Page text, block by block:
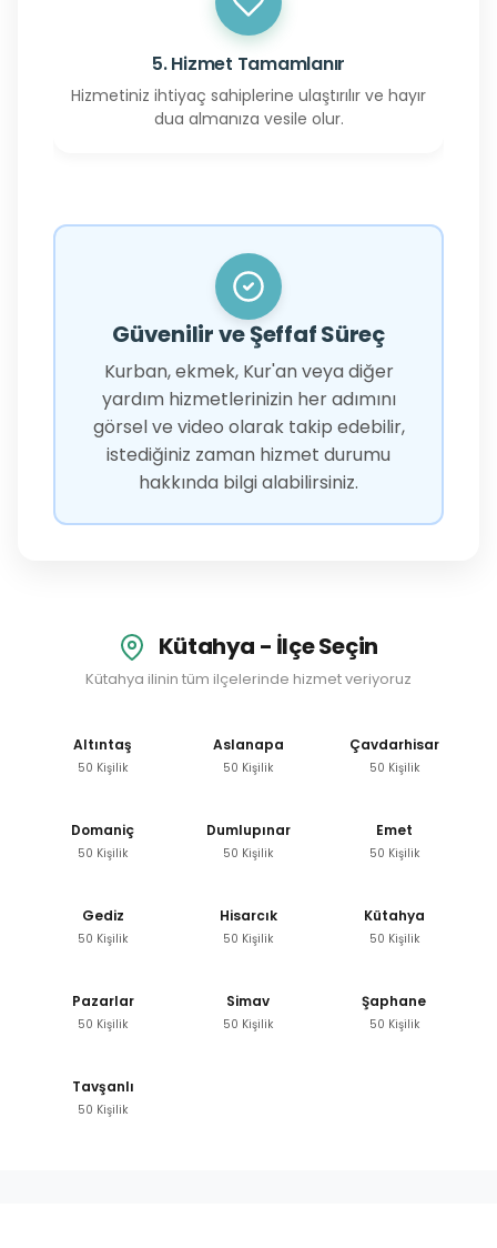
5. Hizmet Tamamlanır
Hizmetiniz ihtiyaç sahiplerine ulaştırılır ve hayır
dua almanıza vesile olur.
Güvenilir ve Şeffaf Süreç
Kurban, ekmek, Kur'an veya diğer
yardım hizmetlerinizin her adımını
görsel ve video olarak takip edebilir,
istediğiniz zaman hizmet durumu
hakkında bilgi alabilirsiniz.
Kütahya - İlçe Seçin
Kütahya ilinin tüm ilçelerinde hizmet veriyoruz
Altıntaş
50 Kişilik
Aslanapa
50 Kişilik
Çavdarhisar
50 Kişilik
Domaniç
50 Kişilik
Dumlupınar
50 Kişilik
Emet
50 Kişilik
Gediz
50 Kişilik
Hisarcık
50 Kişilik
Kütahya
50 Kişilik
Pazarlar
50 Kişilik
Simav
50 Kişilik
Şaphane
50 Kişilik
Tavşanlı
50 Kişilik